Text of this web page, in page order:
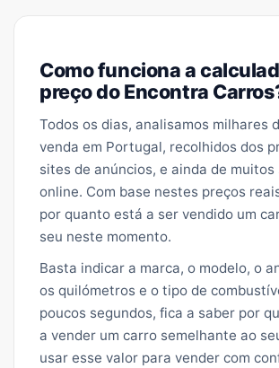
Como funciona a
preço do Encontra
Todos os dias, analisamos milhares
venda em Portugal, recolhidos dos
sites de anúncios, e ainda de muitos
online. Com base nestes preços
por quanto está a ser vendido um
seu neste momento.
Basta indicar a marca, o modelo, o
os quilómetros e o tipo de
poucos segundos, fica a saber por
a vender um carro semelhante ao
usar esse valor para vender com